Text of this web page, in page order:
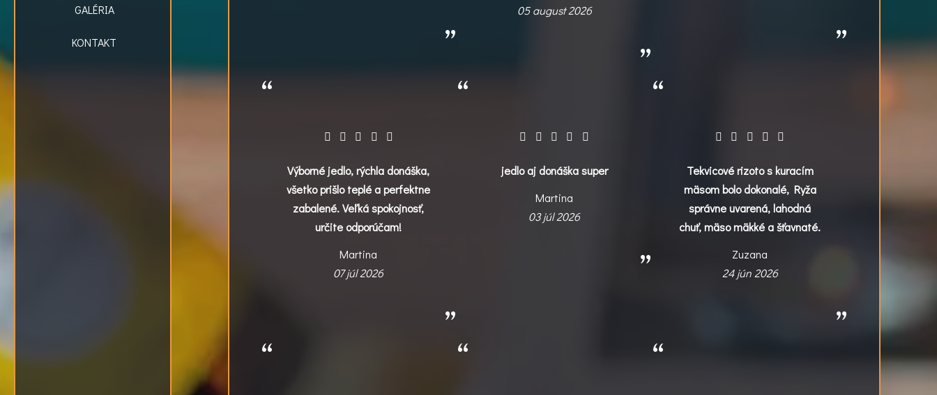
GALÉRIA
KONTAKT
05 august 2026
Výborné jedlo, rýchla donáška,
všetko prišlo teplé a perfektne
zabalené. Veľká spokojnosť,
určite odporúčam!
Martina
07 júl 2026
jedlo aj donáška super
Martina
03 júl 2026
Tekvicové rizoto s kuracím
mäsom bolo dokonalé, Ryža
správne uvarená, lahodná
chuť, mäso mäkké a šťavnaté.
Zuzana
24 jún 2026